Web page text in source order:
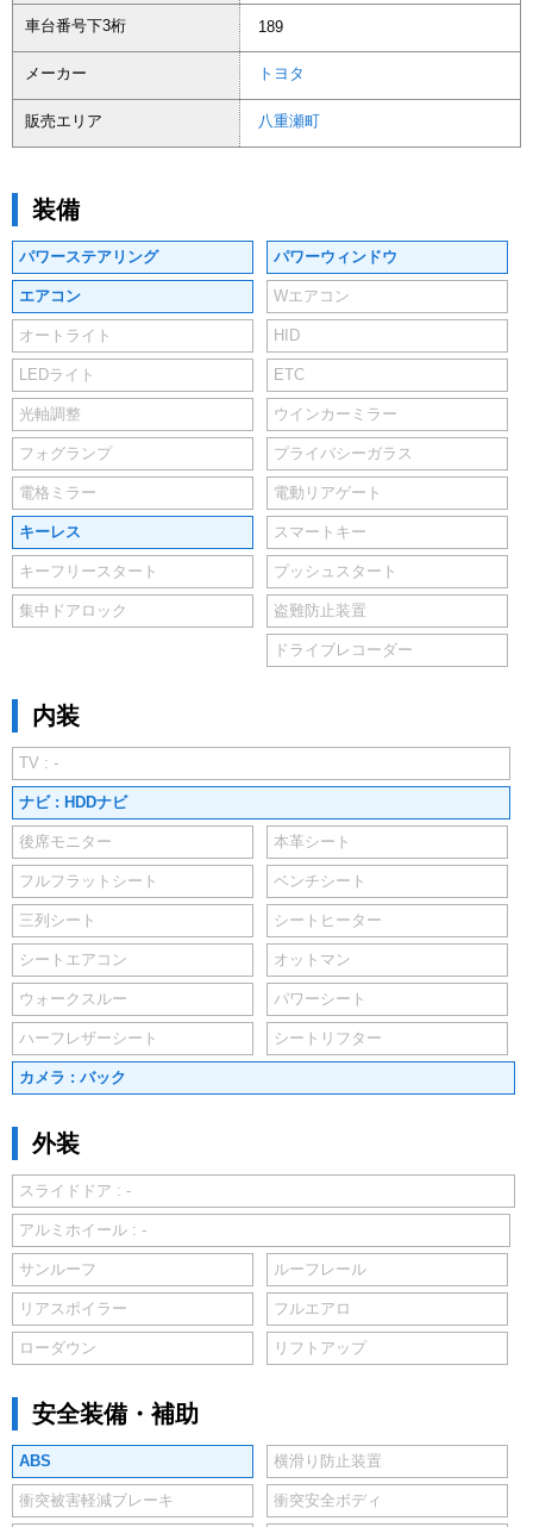
車台番号下3桁 189
メーカー トヨタ
販売エリア 八重瀬町
装備
パワーステアリング パワーウィンドウ
エアコン Wエアコン
オートライト HID
LEDライト ETC
光軸調整 ウインカーミラー
フォグランプ プライバシーガラス
電格ミラー 電動リアゲート
キーレス スマートキー
キーフリースタート プッシュスタート
集中ドアロック 盗難防止装置
ドライブレコーダー
内装
TV : -
ナビ : HDDナビ
後席モニター 本革シート
フルフラットシート ベンチシート
三列シート シートヒーター
シートエアコン オットマン
ウォークスルー パワーシート
ハーフレザーシート シートリフター
カメラ : バック
外装
スライドドア : -
アルミホイール : -
サンルーフ ルーフレール
リアスポイラー フルエアロ
ローダウン リフトアップ
安全装備・補助
ABS 横滑り防止装置
衝突被害軽減ブレーキ 衝突安全ボディ